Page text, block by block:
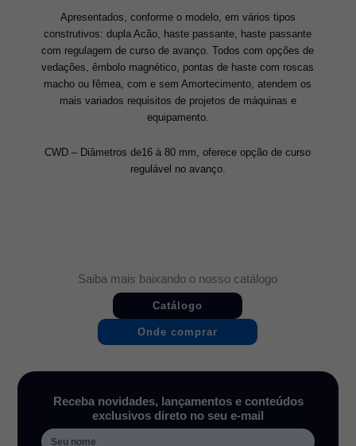
Apresentados, conforme o modelo, em vários tipos
construtivos: dupla Acão, haste passante, haste passante
com regulagem de curso de avanço. Todos com opções de
vedações, êmbolo magnético, pontas de haste com roscas
macho ou fêmea, com e sem Amortecimento, atendem os
mais variados requisitos de projetos de máquinas e
equipamento.
CWD – Diâmetros de16 à 80 mm, oferece opção de curso
regulável no avanço.
Saiba mais baixando o nosso catálogo
Catálogo
Onde comprar
Receba novidades, lançamentos e conteúdos
exclusivos direto no seu e-mail